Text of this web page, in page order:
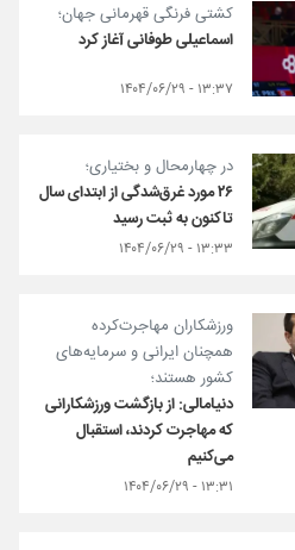
کشتی فرنگی قهرمانی جهان؛
اسماعیلی طوفانی آغاز کرد
۱۳:۳۷ - ۱۴۰۴/۰۶/۲۹
در چهارمحال و بختیاری؛
۲۶ مورد غرق‌شدگی از ابتدای سال
تاکنون به ثبت رسید
۱۳:۳۳ - ۱۴۰۴/۰۶/۲۹
ورزشکاران مهاجرت‌کرده
همچنان ایرانی و سرمایه‌های
کشور هستند؛
دنیامالی: از بازگشت ورزشکارانی
که مهاجرت کردند، استقبال
می‌کنیم
۱۳:۳۱ - ۱۴۰۴/۰۶/۲۹